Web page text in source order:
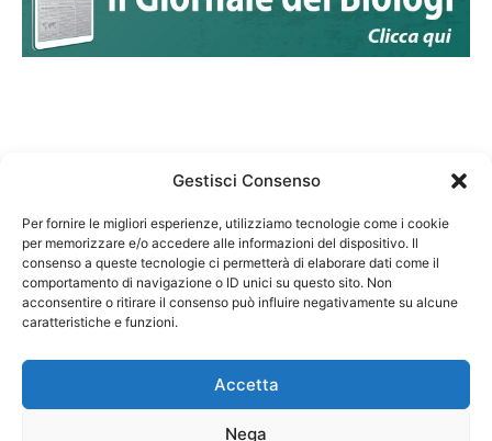
Gestisci Consenso
Per fornire le migliori esperienze, utilizziamo tecnologie come i cookie
per memorizzare e/o accedere alle informazioni del dispositivo. Il
consenso a queste tecnologie ci permetterà di elaborare dati come il
comportamento di navigazione o ID unici su questo sito. Non
acconsentire o ritirare il consenso può influire negativamente su alcune
caratteristiche e funzioni.
Accetta
Nega
Federazione Nazionale Degli Ordini dei Biologi:
codice fiscale 80069130583
Responsabile sito internet www.fnob.it: Vincenzo